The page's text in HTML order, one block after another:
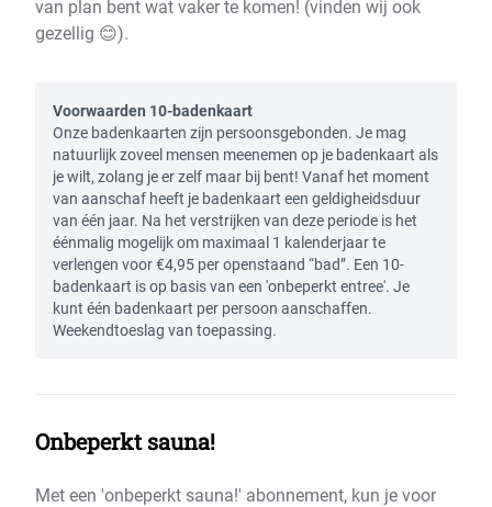
van plan bent wat vaker te komen! (vinden wij ook
gezellig 😊).
Voorwaarden 10-badenkaart
Onze badenkaarten zijn persoonsgebonden. Je mag
natuurlijk zoveel mensen meenemen op je badenkaart als
je wilt, zolang je er zelf maar bij bent! Vanaf het moment
van aanschaf heeft je badenkaart een geldigheidsduur
van één jaar. Na het verstrijken van deze periode is het
éénmalig mogelijk om maximaal 1 kalenderjaar te
verlengen voor €4,95 per openstaand “bad”. Een 10-
badenkaart is op basis van een 'onbeperkt entree'. Je
kunt één badenkaart per persoon aanschaffen.
Weekendtoeslag van toepassing.
Onbeperkt sauna!
Met een 'onbeperkt sauna!' abonnement, kun je voor